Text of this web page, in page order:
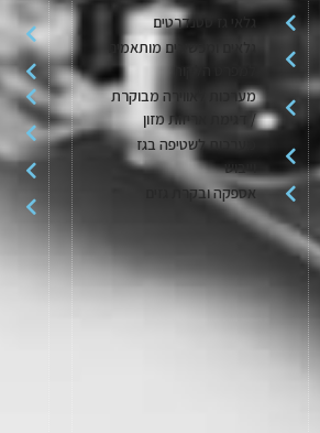
גלאי גז סטנדרטים
גלאים ומכשירים מותאמים
מערכות לאווירה מבוקרת
/ דגימת אריזות מזון
מערכות לשטיפה בגז
וייבוש
אספקה ובקרת גזים